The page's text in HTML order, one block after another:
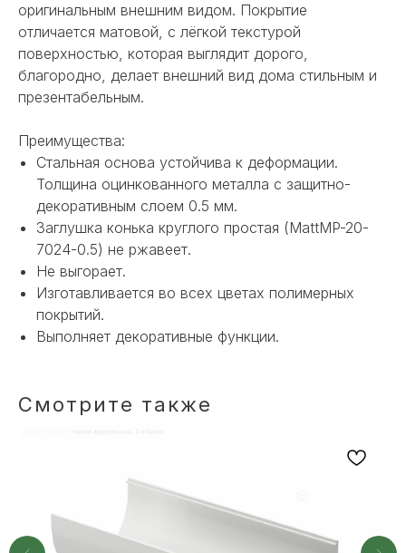
оригинальным внешним видом. Покрытие
отличается матовой, с лёгкой текстурой
поверхностью, которая выглядит дорого,
благородно, делает внешний вид дома стильным и
презентабельным.
Преимущества:
Стальная основа устойчива к деформации.
Толщина оцинкованного металла с защитно-
декоративным слоем 0.5 мм.
Заглушка конька круглого простая (MattMP-20-
7024-0.5) не ржавеет.
Не выгорает.
Изготавливается во всех цветах полимерных
покрытий.
Выполняет декоративные функции.
Смотрите также
С ВЫБОРОМ?
телефону или заполните форму для
индивидуального подбора.